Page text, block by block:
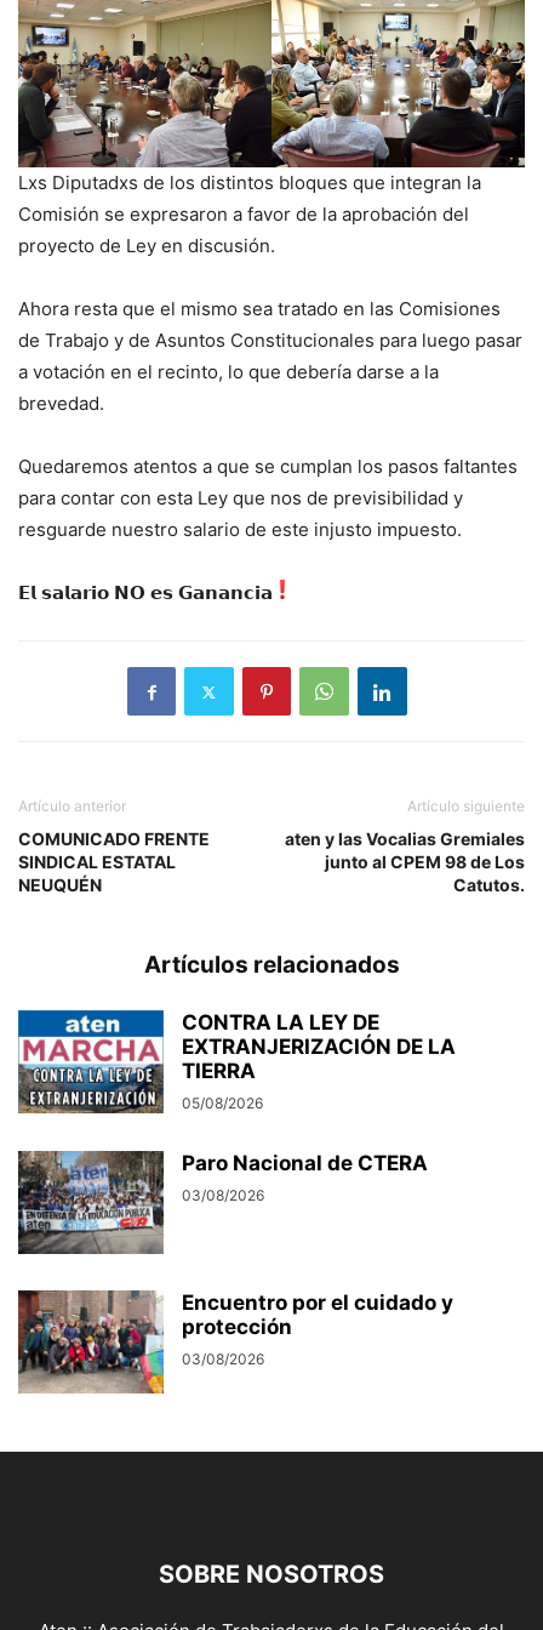
Lxs Diputadxs de los distintos bloques que integran la
Comisión se expresaron a favor de la aprobación del
proyecto de Ley en discusión.
Ahora resta que el mismo sea tratado en las Comisiones
de Trabajo y de Asuntos Constitucionales para luego pasar
a votación en el recinto, lo que debería darse a la
brevedad.
Quedaremos atentos a que se cumplan los pasos faltantes
para contar con esta Ley que nos de previsibilidad y
resguarde nuestro salario de este injusto impuesto.
𝗘𝗹 𝘀𝗮𝗹𝗮𝗿𝗶𝗼 𝗡𝗢 𝗲𝘀 𝗚𝗮𝗻𝗮𝗻𝗰𝗶𝗮
Artículo anterior
COMUNICADO FRENTE
SINDICAL ESTATAL
NEUQUÉN
Artículo siguiente
aten y las Vocalias Gremiales
junto al CPEM 98 de Los
Catutos.
Artículos relacionados
CONTRA LA LEY DE
EXTRANJERIZACIÓN DE LA
TIERRA
05/08/2026
Paro Nacional de CTERA
03/08/2026
Encuentro por el cuidado y
protección
03/08/2026
SOBRE NOSOTROS